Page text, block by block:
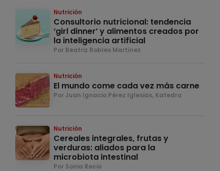
Nutrición
Consultorio nutricional: tendencia
‘girl dinner’ y alimentos creados por
la inteligencia artificial
Por Beatriz Robles Martínez
Nutrición
El mundo come cada vez más carne
Por Juan Ignacio Pérez Iglesias, Katedra
Nutrición
Cereales integrales, frutas y
verduras: aliados para la
microbiota intestinal
Por Sonia Recio